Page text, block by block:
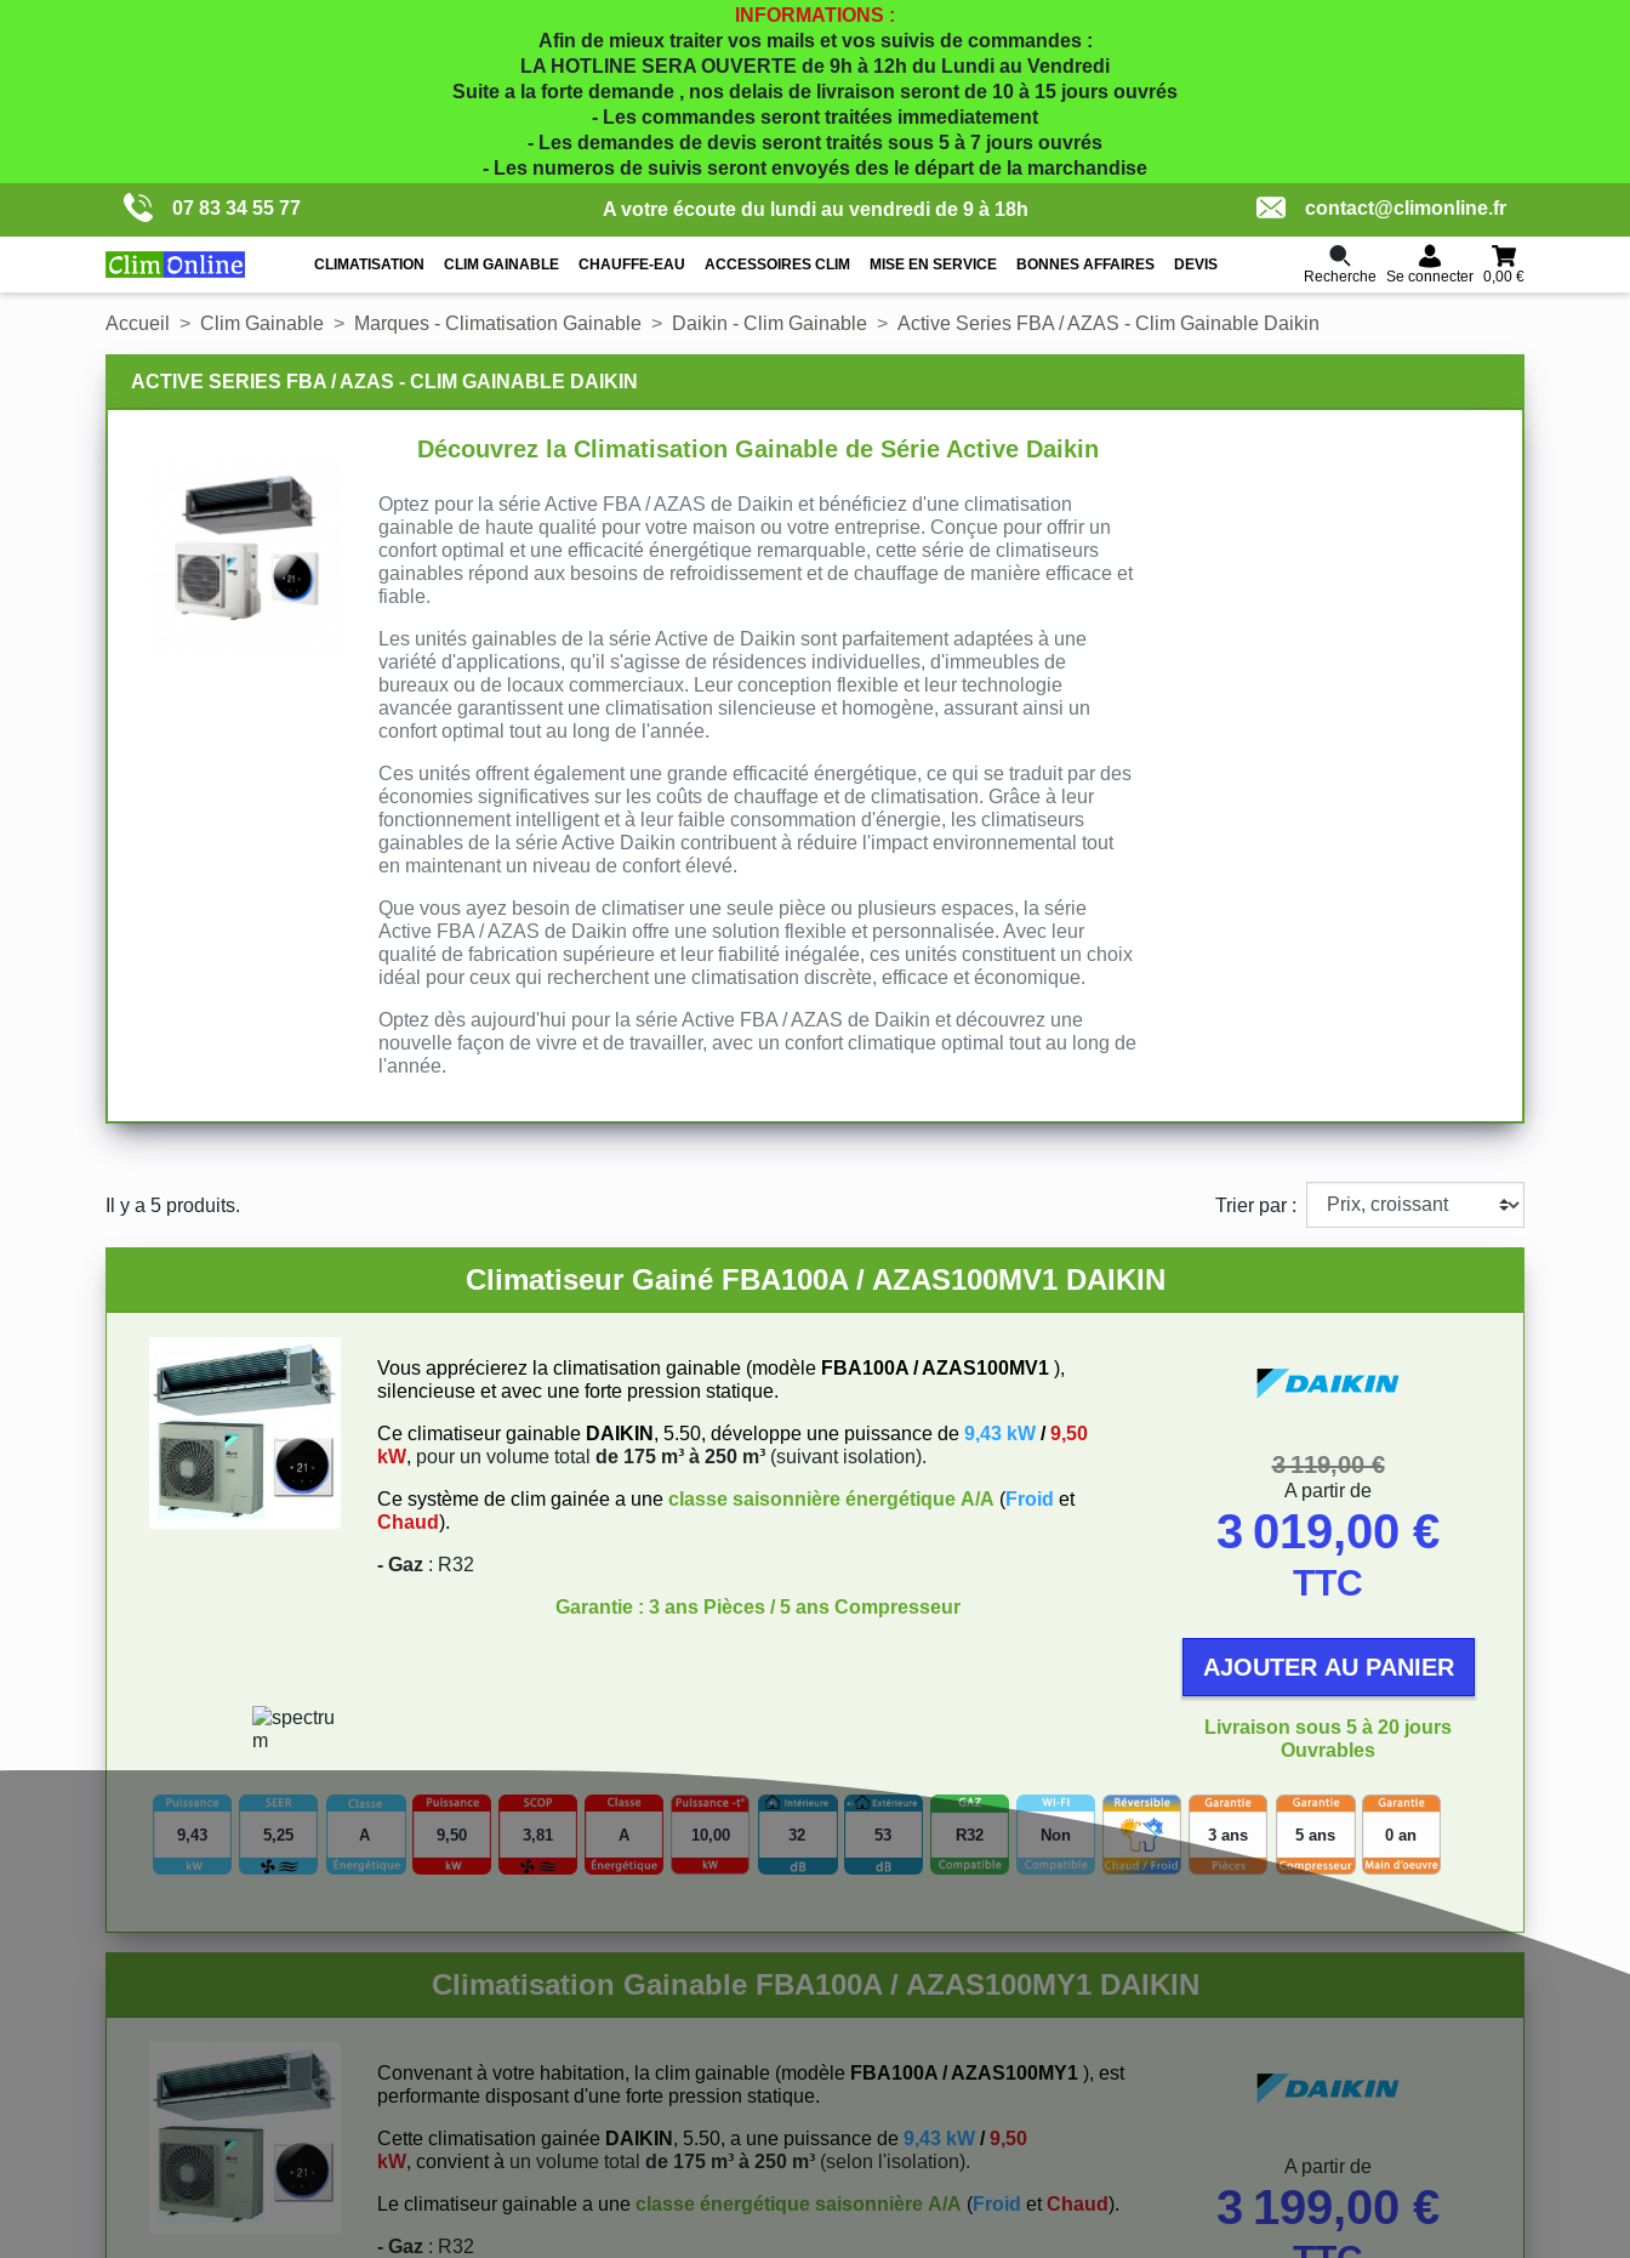
INFORMATIONS :
Afin de mieux traiter vos mails et vos suivis de commandes :
LA HOTLINE SERA OUVERTE de 9h à 12h du Lundi au Vendredi
Suite a la forte demande , nos delais de livraison seront de 10 à 15 jours ouvrés
- Les commandes seront traitées immediatement
- Les demandes de devis seront traités sous 5 à 7 jours ouvrés
- Les numeros de suivis seront envoyés des le départ de la marchandise
07 83 34 55 77
A votre écoute du lundi au vendredi de 9 à 18h contact@climonline.fr
CLIMATISATION CLIM GAINABLE CHAUFFE-EAU ACCESSOIRES CLIM MISE EN SERVICE BONNES AFFAIRES DEVIS
Recherche Se connecter 0,00 €
Accueil Clim Gainable Marques - Climatisation Gainable Daikin - Clim Gainable Active Series FBA / AZAS - Clim Gainable Daikin
ACTIVE SERIES FBA / AZAS - CLIM GAINABLE DAIKIN
Découvrez la Climatisation Gainable de Série Active Daikin
Optez pour la série Active FBA / AZAS de Daikin et bénéficiez d'une climatisation
gainable de haute qualité pour votre maison ou votre entreprise. Conçue pour offrir un
confort optimal et une efficacité énergétique remarquable, cette série de climatiseurs
gainables répond aux besoins de refroidissement et de chauffage de manière efficace et
fiable.
Les unités gainables de la série Active de Daikin sont parfaitement adaptées à une
variété d'applications, qu'il s'agisse de résidences individuelles, d'immeubles de
bureaux ou de locaux commerciaux. Leur conception flexible et leur technologie
avancée garantissent une climatisation silencieuse et homogène, assurant ainsi un
confort optimal tout au long de l'année.
Ces unités offrent également une grande efficacité énergétique, ce qui se traduit par des
économies significatives sur les coûts de chauffage et de climatisation. Grâce à leur
fonctionnement intelligent et à leur faible consommation d'énergie, les climatiseurs
gainables de la série Active Daikin contribuent à réduire l'impact environnemental tout
en maintenant un niveau de confort élevé.
Que vous ayez besoin de climatiser une seule pièce ou plusieurs espaces, la série
Active FBA / AZAS de Daikin offre une solution flexible et personnalisée. Avec leur
qualité de fabrication supérieure et leur fiabilité inégalée, ces unités constituent un choix
idéal pour ceux qui recherchent une climatisation discrète, efficace et économique.
Optez dès aujourd'hui pour la série Active FBA / AZAS de Daikin et découvrez une
nouvelle façon de vivre et de travailler, avec un confort climatique optimal tout au long de
l'année.
Il y a 5 produits. Trier par :
Climatiseur Gainé FBA100A / AZAS100MV1 DAIKIN
Vous apprécierez la climatisation gainable (modèle FBA100A / AZAS100MV1 ),
silencieuse et avec une forte pression statique.
Ce climatiseur gainable DAIKIN , 5.50, développe une puissance de 9,43 kW /9,50
kW, pour un volume total de 175 m³ à 250 m³ (suivant isolation).
Ce système de clim gainée a une classe saisonnière énergétique A/A (Froid et
Chaud).
- Gaz : R32
Garantie : 3 ans Pièces / 5 ans Compresseur
Prix de base3 119,00 €
A partir de
3 019,00 €
TTC
AJOUTER AU PANIER
Livraison sous 5 à 20 jours
Ouvrables
3 ans 5 ans 0 an
9,43 9,50 10,00
5,25 A 3,81 A Non
32 53 R32
Climatisation Gainable FBA100A / AZAS100MY1 DAIKIN
Convenant à votre habitation, la clim gainable (modèle FBA100A / AZAS100MY1 ), est
performante disposant d'une forte pression statique.
Cette climatisation gainée DAIKIN , 5.50, a une puissance de 9,43 kW /9,50
kW, convient à un volume total de 175 m³ à 250 m³ (selon l'isolation).
Le climatiseur gainable a une classe énergétique saisonnière A/A (Froid et Chaud).
- Gaz : R32
A partir de
3 199,00 €